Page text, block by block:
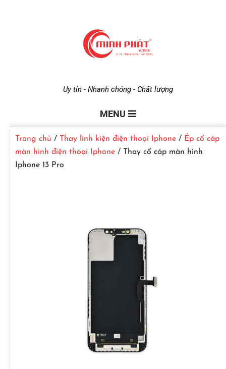
i
n
Uy tín - Nhanh chóng - Chất lượng
MENU
Trang chủ / Thay linh kiện điện thoại Iphone / Ép cổ cáp
màn hình điện thoại Iphone / Thay cổ cáp màn hình
Iphone 13 Pro